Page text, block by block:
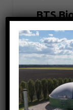
BTS
oltre 25
mondiale
sviluppo,
oltre 250
nord
il